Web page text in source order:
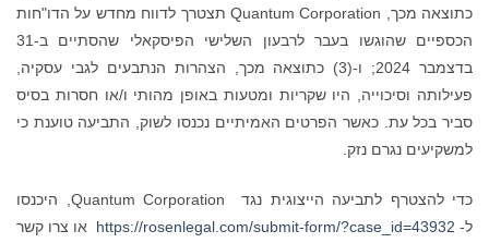
כתוצאה מכך, Quantum Corporation תצטרך לדווח מחדש על הדו"חות
הכספיים שהוגשו בעבר לרבעון השלישי הפיסקאלי שהסתיים ב-31
בדצמבר 2024; ו-(3) כתוצאה מכך, הצהרות הנתבעים לגבי עסקיה,
פעילותה וסיכוייה, היו שקריות ומטעות באופן מהותי ו/או חסרות בסיס
סביר בכל עת. כאשר הפרטים האמיתיים נכנסו לשוק, התביעה טוענת כי
למשקיעים נגרם נזק.
כדי להצטרף לתביעה הייצוגית נגד Quantum Corporation, היכנסו
ל- https://rosenlegal.com/submit-form/?case_id=43932 או צרו קשר